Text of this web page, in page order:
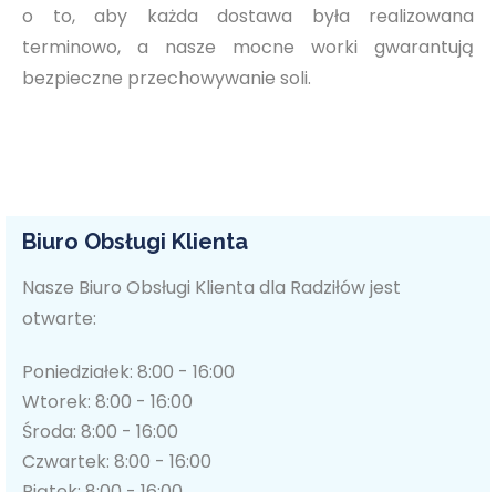
o to, aby każda dostawa była realizowana
terminowo, a nasze mocne worki gwarantują
bezpieczne przechowywanie soli.
Biuro Obsługi Klienta
Nasze Biuro Obsługi Klienta dla Radziłów jest
otwarte:
Poniedziałek: 8:00 - 16:00
Wtorek: 8:00 - 16:00
Środa: 8:00 - 16:00
Czwartek: 8:00 - 16:00